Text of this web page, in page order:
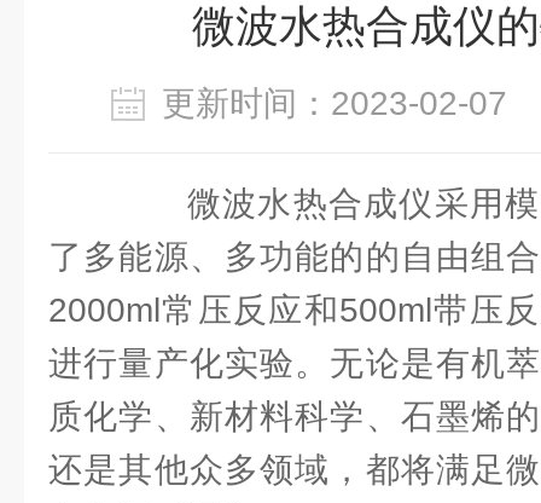
微波水热合成仪
更新时间：2023-02-
微波水热合成仪采用模
了多能源、多功能的的自由组
2000ml常压反应和500ml带压
进行量产化实验。无论是有机
质化学、新材料科学、石墨烯
还是其他众多领域，都将满足